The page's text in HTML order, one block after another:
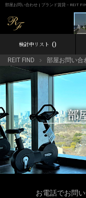
部屋お問い合わせ | ブランド賃貸－REIT
キ
検討中リスト 0
REIT FIND 部屋お問い合
部
お電話でお問